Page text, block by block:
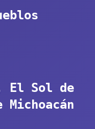
El Sol de